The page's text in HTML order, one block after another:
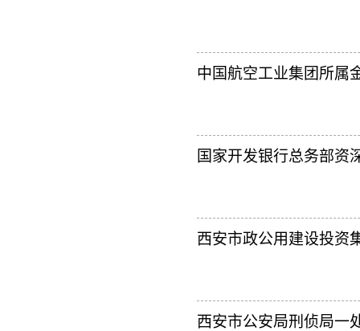
中国航空工业集团所属
国家开发银行总务部资
西安市政公用建设投资
西安市公安局刑侦局一